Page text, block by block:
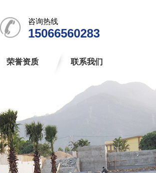
咨询热线
15066560283
荣誉资质 联系我们